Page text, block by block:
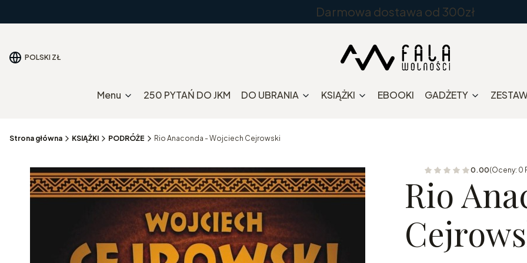
Darmowa dostawa od 300zł
POLSKI ZŁ
Menu 250 PYTAŃ DO JKM DO UBRANIA KSIĄŻKI EBOOKI GADŻETY
Strona główna KSIĄŻKI PODRÓŻE Rio Anaconda - Wojciech Cejrowski
0.00(Oceny: 0
Rio